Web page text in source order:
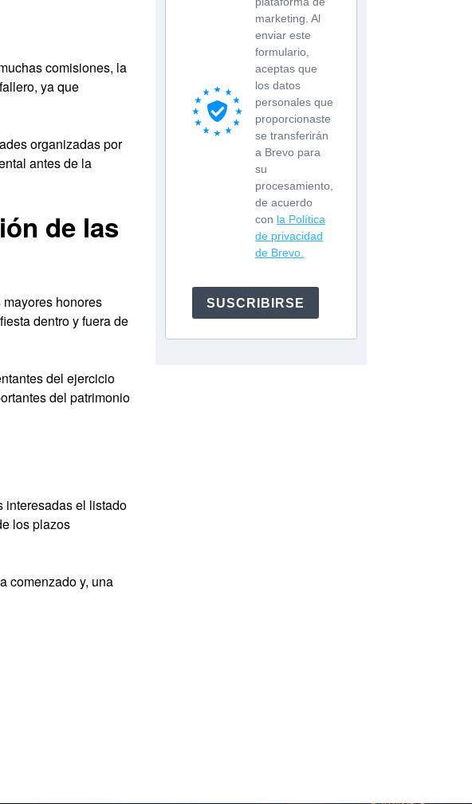
comisiones, la
ya que
organizadas por
antes de la
de las
honores
dentro y fuera de
del ejercicio
del patrimonio
interesadas el listado
los plazos
comenzado y, una
marketing. Al
enviar este
formulario,
aceptas que
los datos
personales que
proporcionaste
se transferirán
a Brevo para
su
procesamiento,
de acuerdo
con la Política
de privacidad
de Brevo.
SUSCRIBIRSE